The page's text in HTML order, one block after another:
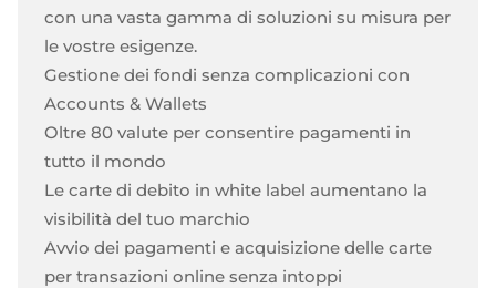
con una vasta gamma di soluzioni su misura per
le vostre esigenze.
Gestione dei fondi senza complicazioni con
Accounts & Wallets
Oltre 80 valute per consentire pagamenti in
tutto il mondo
Le carte di debito in white label aumentano la
visibilità del tuo marchio
Avvio dei pagamenti e acquisizione delle carte
per transazioni online senza intoppi